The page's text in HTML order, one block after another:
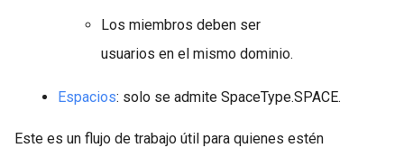
Los miembros deben ser
usuarios en el mismo dominio.
Espacios: solo se admite SpaceType.SPACE.
Este es un flujo de trabajo útil para quienes estén